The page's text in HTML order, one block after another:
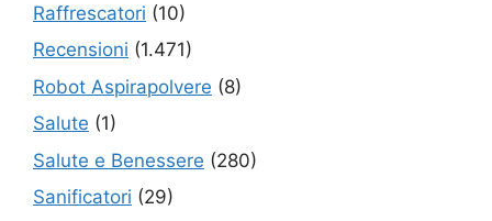
Raffrescatori (10)
Recensioni (1.471)
Robot Aspirapolvere (8)
Salute (1)
Salute e Benessere (280)
Sanificatori (29)